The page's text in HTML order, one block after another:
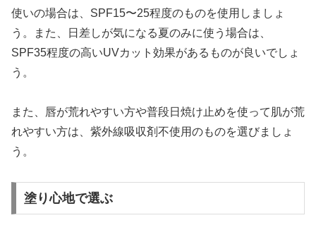
使いの場合は、SPF15〜25程度のものを使用しましょ
う。また、日差しが気になる夏のみに使う場合は、
SPF35程度の高いUVカット効果があるものが良いでしょ
う。
また、唇が荒れやすい方や普段日焼け止めを使って肌が荒
れやすい方は、紫外線吸収剤不使用のものを選びましょ
う。
塗り心地で選ぶ